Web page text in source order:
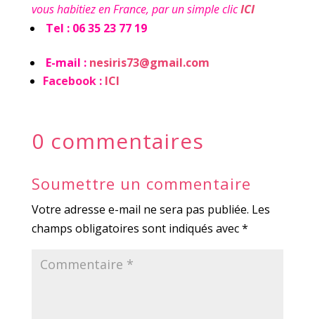
vous habitiez en France, par un simple clicICI
Tel : 06 35 23 77 19
E-mail : nesiris73@gmail.com
Facebook :ICI
0 commentaires
Soumettre un commentaire
Votre adresse e-mail ne sera pas publiée. Les
champs obligatoires sont indiqués avec*